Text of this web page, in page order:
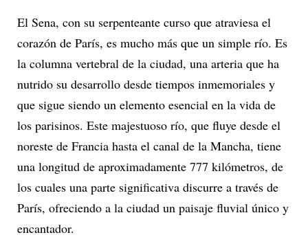
El Sena, con su serpenteante curso que atraviesa el
corazón de París, es mucho más que un simple río. Es
la columna vertebral de la ciudad, una arteria que ha
nutrido su desarrollo desde tiempos inmemoriales y
que sigue siendo un elemento esencial en la vida de
los parisinos. Este majestuoso río, que fluye desde el
noreste de Francia hasta el canal de la Mancha, tiene
una longitud de aproximadamente 777 kilómetros, de
los cuales una parte significativa discurre a través de
París, ofreciendo a la ciudad un paisaje fluvial único y
encantador.